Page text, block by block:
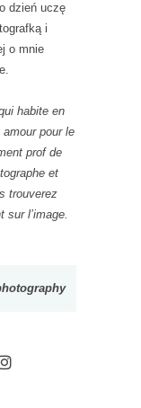
dzień uczę
i
o mnie
habite en
pour le
prof de
et
trouverez
sur l’image.